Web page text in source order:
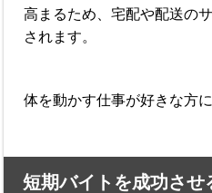
高まるため、宅配や配送の
されます。
体を動かす仕事が好きな方
短期バイトを成功させ